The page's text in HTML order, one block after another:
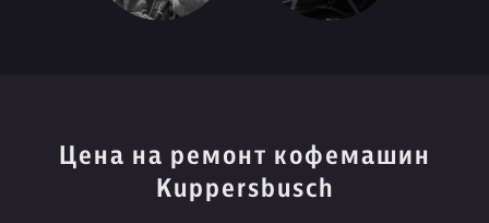
Цена на ремонт кофемашин
Kuppersbusch